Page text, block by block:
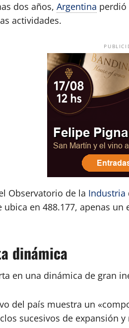
dos años, Argentina perdió
actividades.
Observatorio de la Industria
ubica en 488.177, apenas
dinámica
en una dinámica de gran
del país muestra un
sucesivos de expansión y